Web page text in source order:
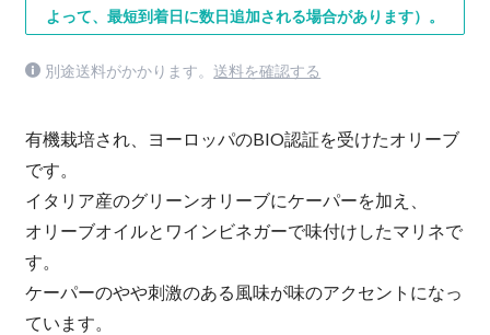
よって、最短到着日に数日追加される場合があります）。
別途送料がかかります。 送料を確認する
有機栽培され、ヨーロッパのBIO認証を受けたオリーブ
です。
イタリア産のグリーンオリーブにケーパーを加え、
オリーブオイルとワインビネガーで味付けしたマリネで
す。
ケーパーのやや刺激のある風味が味のアクセントになっ
ています。